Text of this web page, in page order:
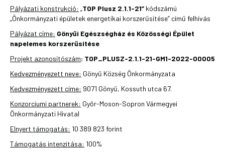
Pályázati konstrukció: „TOP Plusz 2.1.1-21” kódszámú
„Önkormányzati épületek energetikai korszerűsítése” című felhívás
Pályázat címe: Gönyűi Egészségház és Közösségi Épület
napelemes korszerűsítése
Projekt azonosítószám: TOP_PLUSZ-2.1.1-21-GM1-2022-00005
Kedvezményezett neve: Gönyű Község Önkormányzata
Kedvezményezett címe: 9071 Gönyű, Kossuth utca 67.
Konzorciumi partnerek: Győr-Moson-Sopron Vármegyei
Önkormányzati Hivatal
Elnyert támogatás: 10 389 823 forint
Támogatás intenzitása: 100%